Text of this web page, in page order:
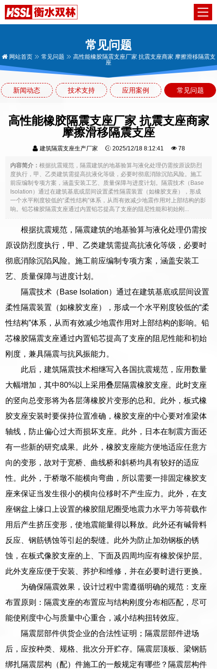
常见问题
网站首页 常见问题
高性能橡胶隔震支座厂家 抗震支座商家 摩擦滑移隔震支
座
新闻动态 技术支持 应用案例 常见问题
高性能橡胶隔震支座厂家 抗震支座商家
摩擦滑移隔震支座
建筑隔震支座生产厂家 2025/12/18 8:12:41 78
内容简介：根据抗震规范，隔震建筑的地基验算与液化处理仍需按原设防烈
度执行，甲、乙类建筑需提高抗液化等级，必要时彻底消除沉陷风险。施工
前应编制专项方案，涵盖安装工艺、质量保障与进度计划。隔震技术（Base
Isolation）通过在建筑基底或层间设置柔性隔震装置（如橡胶支座），形成
一个水平刚度较低的“柔性结构”体系，从而有效减少地震作用对上部结构的影
响。铅芯橡胶隔震支座通过内置铅芯提高了支座的阻尼性能和初始刚...
根据抗震规范，隔震建筑的地基验算与液化处理仍需按
原设防烈度执行，甲、乙类建筑需提高抗液化等级，必要时
彻底消除沉陷风险。施工前应编制专项方案，涵盖安装工
艺、质量保障与进度计划。
隔震技术（Base Isolation）通过在建筑基底或层间设置
柔性隔震装置（如橡胶支座），形成一个水平刚度较低的“柔
性结构”体系，从而有效减少地震作用对上部结构的影响。铅
芯橡胶隔震支座通过内置铅芯提高了支座的阻尼性能和初始
刚度，兼具隔震与抗风振能力。
此后，建筑隔震技术相继写入各国抗震规范，应用数量
大幅增加，其中80%以上采用叠层隔震橡胶支座。此时支座
的竖向总变形将为各层薄橡胶片变形的总和。此外，板式橡
胶支座安装时要保持位置准确，橡胶支座的中心要对准梁体
轴线，防止偏心过大而损坏支座。此外，日本在制震方面还
有一些新的研究成果。此外，橡胶支座能方便地适应任意方
向的变形，故对于宽桥、曲线桥和斜桥均具有较好的适应
性。此外，于桥墩不能横向弯曲，所以需要一排固定橡胶支
座来保证当发生很小的横向位移时不产生应力。此外，在支
座钢盆上缘口上设置的橡胶阻尼圈受地震力水平力等荷载作
用后产生挤压变形，使地震能量得以释放。此外还有碱骨料
反应、钢筋锈蚀等引起的裂缝。此外为防止加劲钢板的锈
蚀，在板式像胶支座的上、下面及四周均应有橡胶保护层。
此外支座应便于安装、荞护和维修，并在必要时进行更换。
为确保隔震效果，设计过程中需遵循明确的规范：支座
布置原则：隔震支座的布置应与结构刚度分布相匹配，尽可
能使刚度中心与质量中心重合，减小结构扭转效应。
隔震层部件供货企业的合法性证明；隔震层部件进场
后，应按种类、规格、批次分开贮存。隔震层顶板、梁钢筋
绑扎隔震层构（配）件施工的一般规定有哪些？隔震层构件